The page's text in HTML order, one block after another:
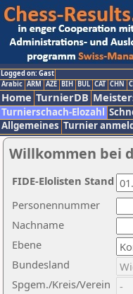
Logged on: Gast
Arabic ARM AZE BIH BUL CAT CHN
Home TurnierDB
Turnierschach-Elozahl
Allgemeines Turnier
Willkommen bei
Nachname
Ebene
Personennummer
Bundesland
Spgem./Kreis/Verein
FIDE-Elolisten Stand